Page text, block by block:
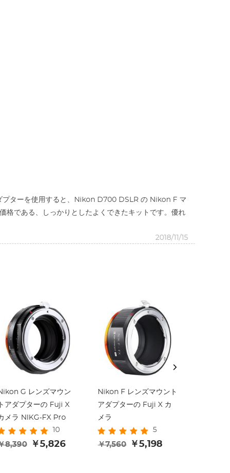
プターを使用すると、Nikon D700 DSLR の Nikon F マ
格である、しっかりとしたよくできたキットです。優れ
2018/11/15
G レンズマウン
トアダプターの Fuji X
メラ NIKG-FX Pro
10
8,390 ￥5,826
Nikon F レンズマウント
アダプターの Fuji X カ
メラ
5
￥7,560 ￥5,198